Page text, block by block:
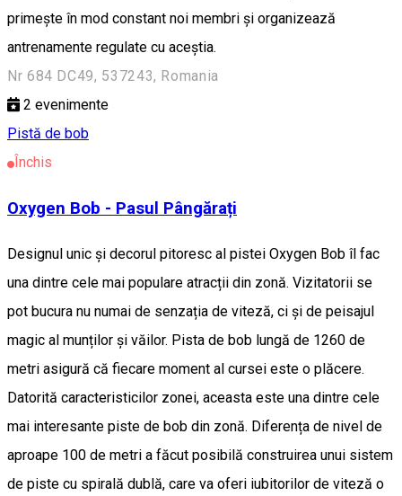
primește în mod constant noi membri și organizează
antrenamente regulate cu aceștia.
Nr 684 DC49, 537243, Romania
2 evenimente
Pistă de bob
Închis
Oxygen Bob - Pasul Pângărați
Designul unic și decorul pitoresc al pistei Oxygen Bob îl fac
una dintre cele mai populare atracții din zonă. Vizitatorii se
pot bucura nu numai de senzația de viteză, ci și de peisajul
magic al munților și văilor. Pista de bob lungă de 1260 de
metri asigură că fiecare moment al cursei este o plăcere.
Datorită caracteristicilor zonei, aceasta este una dintre cele
mai interesante piste de bob din zonă. Diferența de nivel de
aproape 100 de metri a făcut posibilă construirea unui sistem
de piste cu spirală dublă, care va oferi iubitorilor de viteză o